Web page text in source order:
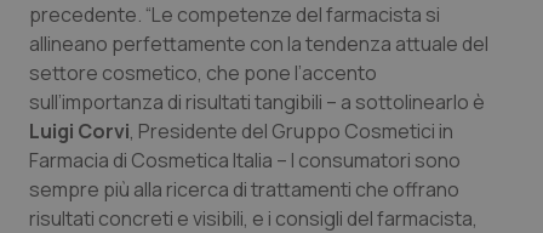
precedente. “Le competenze del farmacista si
allineano perfettamente con la tendenza attuale del
settore cosmetico, che pone l’accento
sull’importanza di risultati tangibili – a sottolinearlo è
Luigi Corvi, Presidente del Gruppo Cosmetici in
Farmacia di Cosmetica Italia – I consumatori sono
sempre più alla ricerca di trattamenti che offrano
risultati concreti e visibili, e i consigli del farmacista,
tracking-sites-ironfish-
www.quotidianosanita.it
tracking-sites-ironfish-
session-id
www.quotidianosanita.it